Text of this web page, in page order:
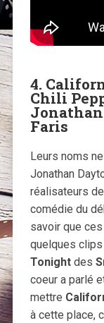
4.
Chili
Faris
Leurs noms
Jonathan
réalisateurs de
comédie du
savoir que
quelques
Tonightdes
coeur a parlé
mettre
à cette place,